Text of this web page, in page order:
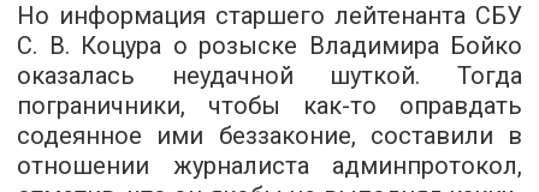
Но информация старшего лейтенанта СБУ
С. В. Коцура о розыске Владимира Бойко
оказалась неудачной шуткой. Тогда
пограничники, чтобы как-то оправдать
содеянное ими беззаконие, составили в
отношении журналиста админпротокол,